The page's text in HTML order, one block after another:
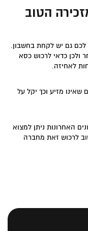
הטוב
גם יש לקחת בחשבון.
כדאי לרכוש כסא
לאחיזה.
שאינו מזיע וכך יקל על
האחרונות ניתן למצוא
לרכוש זאת מחברה